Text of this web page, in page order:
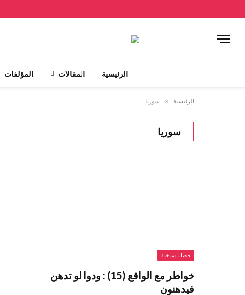
الرئيسية المقالات المؤلفات
الرئيسية » سوريا
سوريا
قضايا ساخنة
خواطر مع الواقع (15) : ودوا لو تدهن
فيدهنون